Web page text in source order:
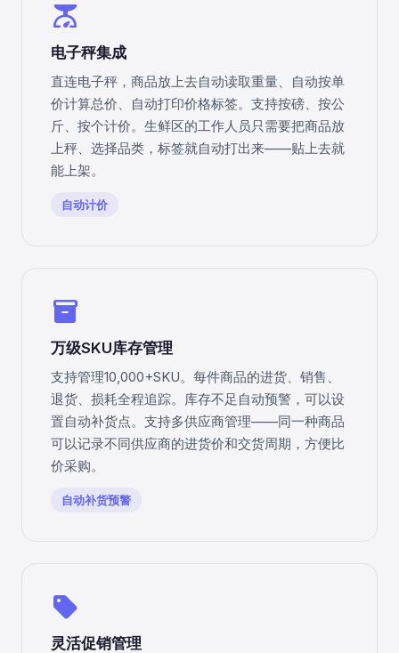
scale
电子秤集成
直连电子秤，商品放上去自动读取重量、自动按单
价计算总价、自动打印价格标签。支持按磅、按公
斤、按个计价。生鲜区的工作人员只需要把商品放
上秤、选择品类，标签就自动打出来——贴上去就
能上架。
自动计价
inventory_2
万级SKU库存管理
支持管理10,000+SKU。每件商品的进货、销售、
退货、损耗全程追踪。库存不足自动预警，可以设
置自动补货点。支持多供应商管理——同一种商品
可以记录不同供应商的进货价和交货周期，方便比
价采购。
自动补货预警
sell
灵活促销管理